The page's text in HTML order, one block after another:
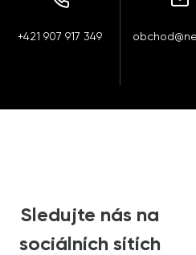
+421 907 917 349
Sledujte nás na
sociálních sítích